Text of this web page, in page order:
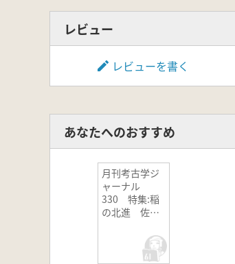
レビュー
レビューを書く
あなたへのおすすめ
月刊考古学ジ
ャーナル
330 特集:稲
の北進 佐藤